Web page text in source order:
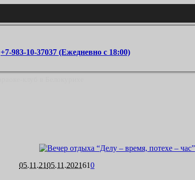
+7-983-10-37037 (Ежедневно с 18:00)
клуб в Белокурихе
05.11.2105.11.2021610